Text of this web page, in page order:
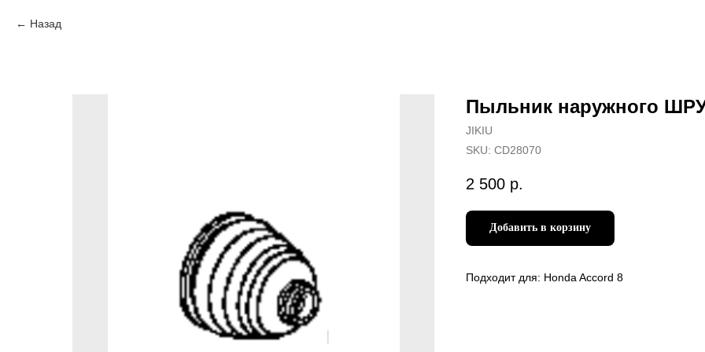
Назад
Пыльник наружного
JIKIU
SKU: CD28070
2 500 р.
Добавить в корзину
Подходит для: Honda Accord 8